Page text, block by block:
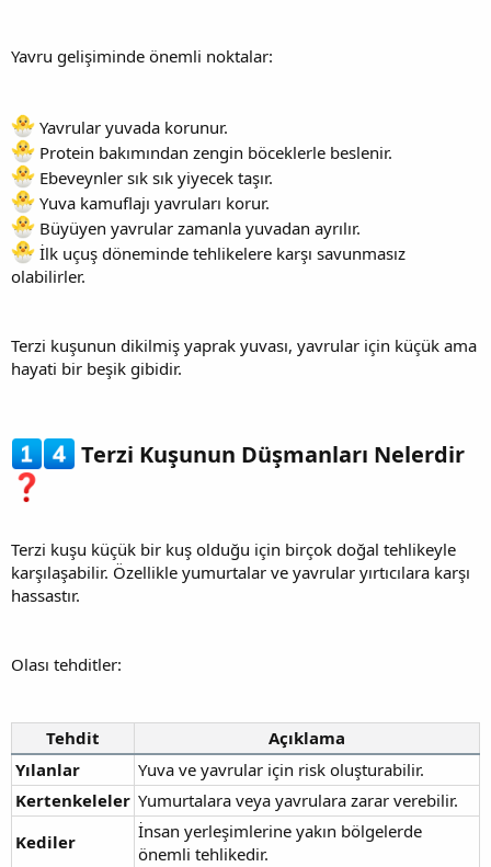
Yavru gelişiminde önemli noktalar:
Yavrular yuvada korunur.
Protein bakımından zengin böceklerle beslenir.
Ebeveynler sık sık yiyecek taşır.
Yuva kamuflajı yavruları korur.
Büyüyen yavrular zamanla yuvadan ayrılır.
İlk uçuş döneminde tehlikelere karşı savunmasız
olabilirler.
Terzi kuşunun dikilmiş yaprak yuvası, yavrular için küçük ama
hayati bir beşik gibidir.
Terzi Kuşunun Düşmanları Nelerdir
Terzi kuşu küçük bir kuş olduğu için birçok doğal tehlikeyle
karşılaşabilir. Özellikle yumurtalar ve yavrular yırtıcılara karşı
hassastır.
Olası tehditler:
Tehdit
Açıklama
Yılanlar
Yuva ve yavrular için risk oluşturabilir.
Kertenkeleler Yumurtalara veya yavrulara zarar verebilir.
Kediler
İnsan yerleşimlerine yakın bölgelerde
önemli tehlikedir.